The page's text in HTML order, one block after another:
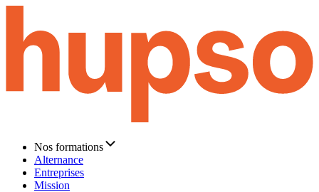
Nos formations
Alternance
Entreprises
Mission